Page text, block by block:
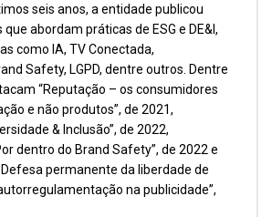
seis anos, a entidade publicou
abordam práticas de ESG e DE&I,
como IA, TV Conectada,
Safety, LGPD, dentre outros. Dentre
“Reputação – os consumidores
e não produtos”, de 2021,
& Inclusão”, de 2022,
dentro do Brand Safety”, de 2022 e
Defesa permanente da liberdade de
na publicidade”,